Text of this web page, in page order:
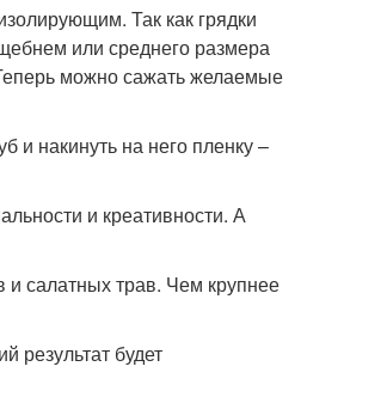
Так как грядки
или среднего размера
можно сажать желаемые
и накинуть на него пленку –
и креативности. А
и салатных трав. Чем крупнее
результат будет